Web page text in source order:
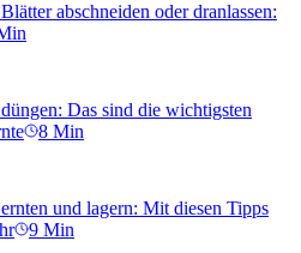
abschneiden oder dranlassen:
Das sind die wichtigsten
8 Min
und lagern: Mit diesen Tipps
9 Min